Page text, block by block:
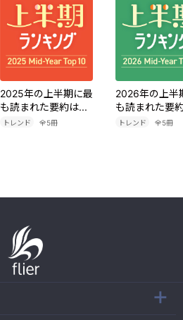
2025年の上半期に最
も読まれた要約は...
トレンド 全5冊
2026年の上半
も読まれた要
トレンド 全5冊